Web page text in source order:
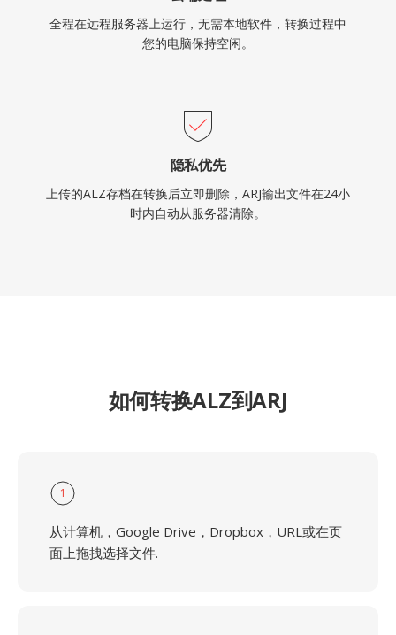
全程在远程服务器上运行，无需本地软件，转换过程中
您的电脑保持空闲。
隐私优先
上传的ALZ存档在转换后立即删除，ARJ输出文件在24小
时内自动从服务器清除。
如何转换ALZ到ARJ
1
从计算机，Google Drive，Dropbox，URL或在页
面上拖拽选择文件.